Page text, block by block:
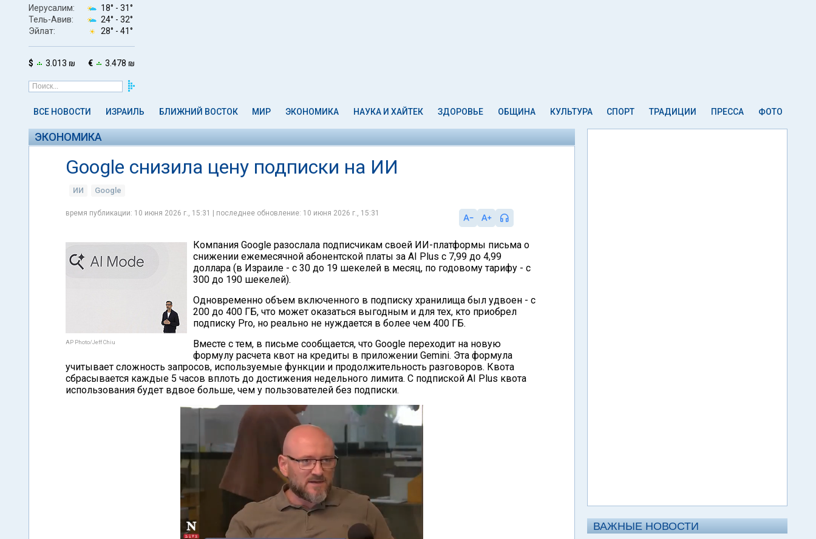
Иерусалим: 18° - 31°
Тель-Авив:
24° - 32°
Эйлат:
28° - 41°
$ 3.013 ₪ € 3.478 ₪
ВСЕ НОВОСТИ ИЗРАИЛЬ БЛИЖНИЙ ВОСТОК МИР ЭКОНОМИКА НАУКА И ХАЙТЕК ЗДОРОВЬЕ ОБЩИНА КУЛЬТУРА СПОРТ ТРАДИЦИИ ПРЕССА ФОТО
ЭКОНОМИКА
Google снизила цену подписки на ИИ
ИИ Google
время публикации: 10 июня 2026 г., 15:31 | последнее обновление: 10 июня 2026 г., 15:31
AP Photo/Jeff Chiu
Компания Google разослала подписчикам своей ИИ-платформы письма о
снижении ежемесячной абонентской платы за AI Plus с 7,99 до 4,99
доллара (в Израиле - с 30 до 19 шекелей в месяц, по годовому тарифу - с
300 до 190 шекелей).
Одновременно объем включенного в подписку хранилища был удвоен - с
200 до 400 ГБ, что может оказаться выгодным и для тех, кто приобрел
подписку Pro, но реально не нуждается в более чем 400 ГБ.
Вместе с тем, в письме сообщается, что Google переходит на новую
формулу расчета квот на кредиты в приложении Gemini. Эта формула
учитывает сложность запросов, используемые функции и продолжительность разговоров. Квота
сбрасывается каждые 5 часов вплоть до достижения недельного лимита. С подпиской AI Plus квота
использования будет вдвое больше, чем у пользователей без подписки.
ВАЖНЫЕ НОВОСТИ